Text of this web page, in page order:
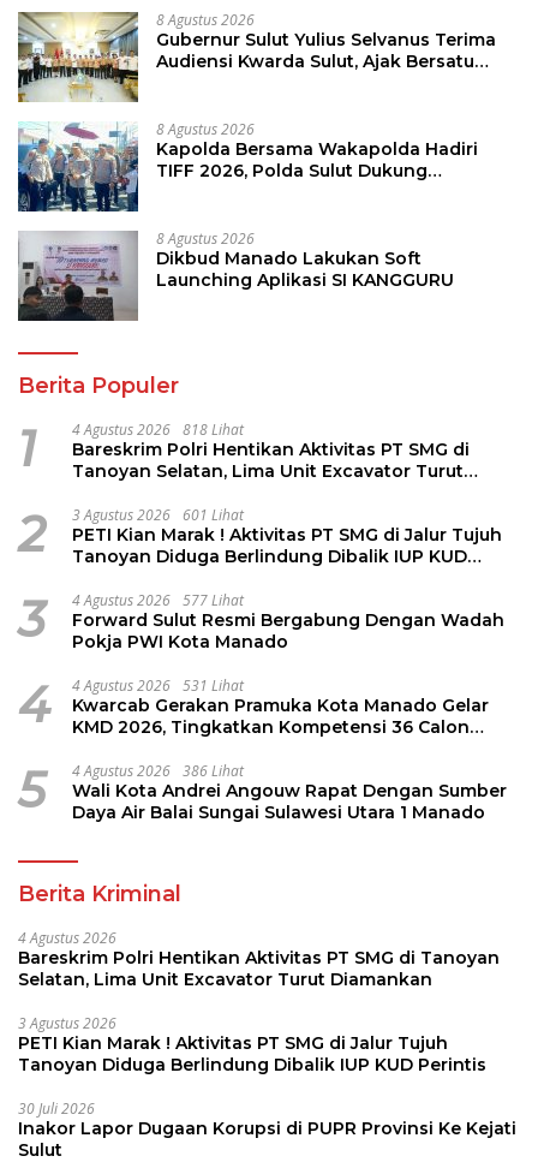
8 Agustus 2026
Gubernur Sulut Yulius Selvanus Terima
Audiensi Kwarda Sulut, Ajak Bersatu
8 Agustus 2026
Kapolda Bersama Wakapolda Hadiri
TIFF 2026, Polda Sulut Dukung
8 Agustus 2026
Dikbud Manado Lakukan Soft
Launching Aplikasi SI KANGGURU
Berita Populer
1 4 Agustus 2026 818 Lihat
Bareskrim Polri Hentikan Aktivitas PT SMG di
Tanoyan Selatan, Lima Unit Excavator Turut
2 3 Agustus 2026 601 Lihat
PETI Kian Marak ! Aktivitas PT SMG di Jalur Tujuh
Tanoyan Diduga Berlindung Dibalik IUP KUD
3 4 Agustus 2026 577 Lihat
Forward Sulut Resmi Bergabung Dengan Wadah
Pokja PWI Kota Manado
4 4 Agustus 2026 531 Lihat
Kwarcab Gerakan Pramuka Kota Manado Gelar
KMD 2026, Tingkatkan Kompetensi 36 Calon
5 4 Agustus 2026 386 Lihat
Wali Kota Andrei Angouw Rapat Dengan Sumber
Daya Air Balai Sungai Sulawesi Utara 1 Manado
Berita Kriminal
4 Agustus 2026
Bareskrim Polri Hentikan Aktivitas PT SMG di Tanoyan
Selatan, Lima Unit Excavator Turut Diamankan
3 Agustus 2026
PETI Kian Marak ! Aktivitas PT SMG di Jalur Tujuh
Tanoyan Diduga Berlindung Dibalik IUP KUD Perintis
30 Juli 2026
Inakor Lapor Dugaan Korupsi di PUPR Provinsi Ke Kejati
Sulut